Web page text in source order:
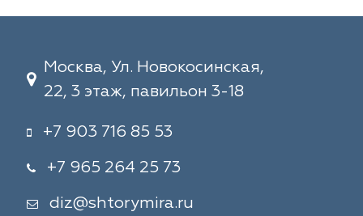
Москва, Ул. Новокосинская,
22, 3 этаж, павильон 3-18
+7 903 716 85 53
+7 965 264 25 73
diz@shtorymira.ru